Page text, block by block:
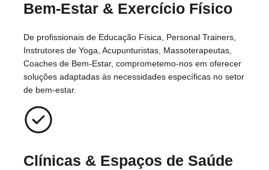
Bem-Estar & Exercício Físico
De profissionais de Educação Física, Personal Trainers,
Instrutores de Yoga, Acupunturistas, Massoterapeutas,
Coaches de Bem-Estar, comprometemo-nos em oferecer
soluções adaptadas às necessidades específicas no setor
de bem-estar.
Clínicas & Espaços de Saúde